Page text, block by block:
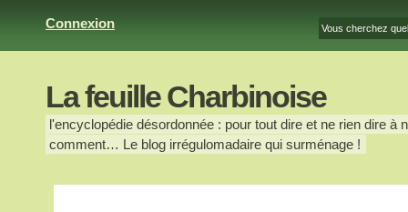
Connexion
La feuille Charbinoise
l'encyclopédie désordonnée : pour tout dire et ne rien dire
comment… Le blog irrégulomadaire qui surménage !